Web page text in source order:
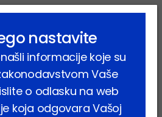
lock_outline search menu
Sensitive
nastavite
informacije koje su
Vaše
o odlasku na web
koja odgovara Vašoj